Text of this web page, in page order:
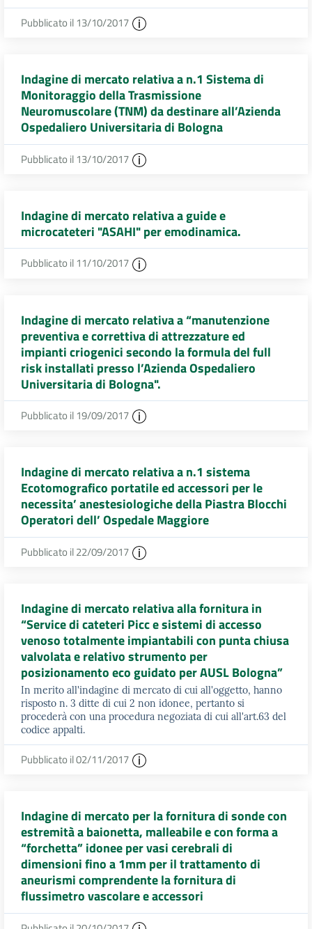
Pubblicato il 13/10/2017
Indagine di mercato relativa a n.1 Sistema di
Monitoraggio della Trasmissione
Neuromuscolare (TNM) da destinare all’Azienda
Ospedaliero Universitaria di Bologna
Pubblicato il 13/10/2017
Indagine di mercato relativa a guide e
microcateteri "ASAHI" per emodinamica.
Pubblicato il 11/10/2017
Indagine di mercato relativa a “manutenzione
preventiva e correttiva di attrezzature ed
impianti criogenici secondo la formula del full
risk installati presso l’Azienda Ospedaliero
Universitaria di Bologna".
Pubblicato il 19/09/2017
Indagine di mercato relativa a n.1 sistema
Ecotomografico portatile ed accessori per le
necessita’ anestesiologiche della Piastra Blocchi
Operatori dell’ Ospedale Maggiore
Pubblicato il 22/09/2017
Indagine di mercato relativa alla fornitura in
“Service di cateteri Picc e sistemi di accesso
venoso totalmente impiantabili con punta chiusa
valvolata e relativo strumento per
posizionamento eco guidato per AUSL Bologna”
In merito all'indagine di mercato di cui all'oggetto, hanno
risposto n. 3 ditte di cui 2 non idonee, pertanto si
procederà con una procedura negoziata di cui all'art.63 del
codice appalti.
Pubblicato il 02/11/2017
Indagine di mercato per la fornitura di sonde con
estremità a baionetta, malleabile e con forma a
“forchetta” idonee per vasi cerebrali di
dimensioni fino a 1mm per il trattamento di
aneurismi comprendente la fornitura di
flussimetro vascolare e accessori